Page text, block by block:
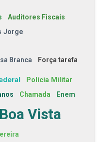
Auditores Fiscais
Jorge
Branca Força tarefa
Polícia Militar
Chamada Enem
Boa Vista